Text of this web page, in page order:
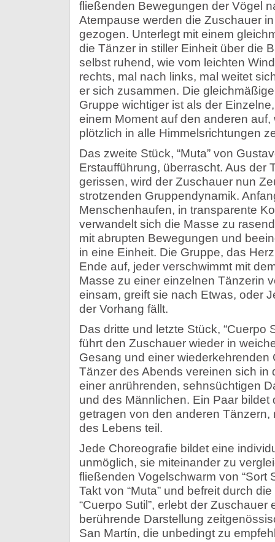
fließenden Bewegungen der Vögel
Atempause werden die Zuschauer
gezogen. Unterlegt mit einem
die Tänzer in stiller Einheit über die
selbst ruhend, wie vom leichten
rechts, mal nach links, mal weitet
er sich zusammen. Die
Gruppe wichtiger ist als der
einem Moment auf den anderen
plötzlich in alle Himmelsrichtungen
Das zweite Stück, “Muta” von
Erstaufführung, überrascht. Aus der
gerissen, wird der Zuschauer nun
strotzenden Gruppendynamik.
Menschenhaufen, in transparente
verwandelt sich die Masse zu
mit abrupten Bewegungen und
in eine Einheit. Die Gruppe, das
Ende auf, jeder verschwimmt mit
Masse zu einer einzelnen Tänzerin
einsam, greift sie nach Etwas, oder
der Vorhang fällt.
Das dritte und letzte Stück, “Cuerpo
führt den Zuschauer wieder in
Gesang und einer wiederkehrenden
Tänzer des Abends vereinen sich in
einer anrührenden, sehnsüchtigen
und des Männlichen. Ein Paar
getragen von den anderen Tänzern,
des Lebens teil.
Jede Choreografie bildet eine
unmöglich, sie miteinander zu
fließenden Vogelschwarm von “Sort
Takt von “Muta” und befreit durch
“Cuerpo Sutil”, erlebt der
berührende Darstellung
San Martín, die unbedingt zu